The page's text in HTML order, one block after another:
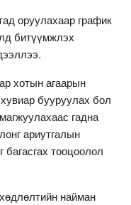
оруулахаар график
битүүмжлэх
хотын агаарын
бууруулах бол
гадна
ариутгалын
багасгах тооцоолол
найман